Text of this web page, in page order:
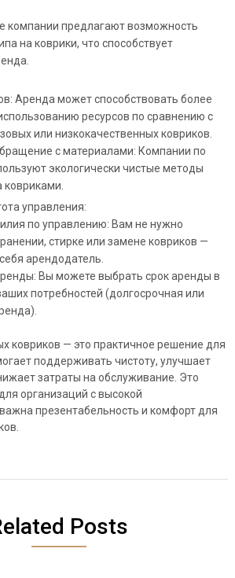
компании предлагают возможность
на коврики, что способствует
Аренда может способствовать более
ресурсов по сравнению с
или низкокачественных ковриков.
с материалами: Компании по
экологически чистые методы
ковриками.
управления:
по управлению: Вам не нужно
стирке или замене ковриков —
арендодатель.
Вы можете выбрать срок аренды в
потребностей (долгосрочная или
ковриков — это практичное решение для
поддерживать чистоту, улучшает
затраты на обслуживание. Это
организаций с высокой
презентабельность и комфорт для
Posts